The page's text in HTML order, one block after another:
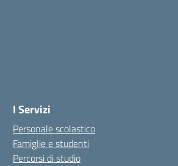
I Servizi
Personale scolastico
Famiglie e studenti
Percorsi di studio